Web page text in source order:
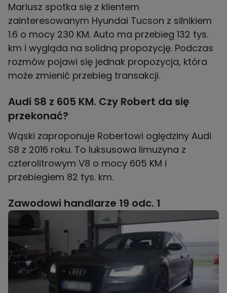
Mariusz spotka się z klientem
zainteresowanym Hyundai Tucson z silnikiem
1.6 o mocy 230 KM. Auto ma przebieg 132 tys.
km i wygląda na solidną propozycję. Podczas
rozmów pojawi się jednak propozycja, która
może zmienić przebieg transakcji.
Audi S8 z 605 KM. Czy Robert da się
przekonać?
Wąski zaproponuje Robertowi oględziny Audi
S8 z 2016 roku. To luksusowa limuzyna z
czterolitrowym V8 o mocy 605 KM i
przebiegiem 82 tys. km.
Zawodowi handlarze 19 odc. 1